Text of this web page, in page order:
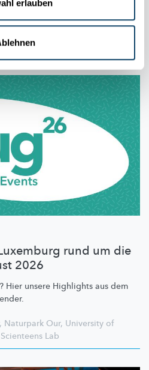
erlauben
ze gesinn. Wat stécht dann
rund um die
2026
Hier unsere Highlights aus dem
, Naturpark Our, University of
Scienteens Lab